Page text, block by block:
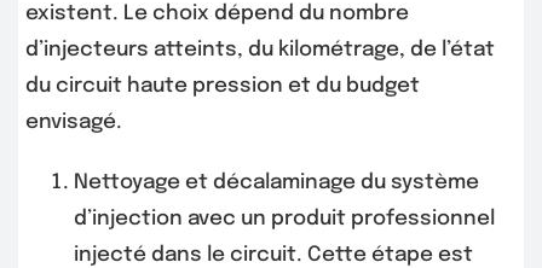
existent. Le choix dépend du nombre
d’injecteurs atteints, du kilométrage, de l’état
du circuit haute pression et du budget
envisagé.
Nettoyage et décalaminage du système
d’injection avec un produit professionnel
injecté dans le circuit. Cette étape est